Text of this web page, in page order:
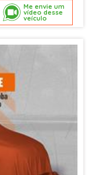
Me envie um
vídeo desse
veículo